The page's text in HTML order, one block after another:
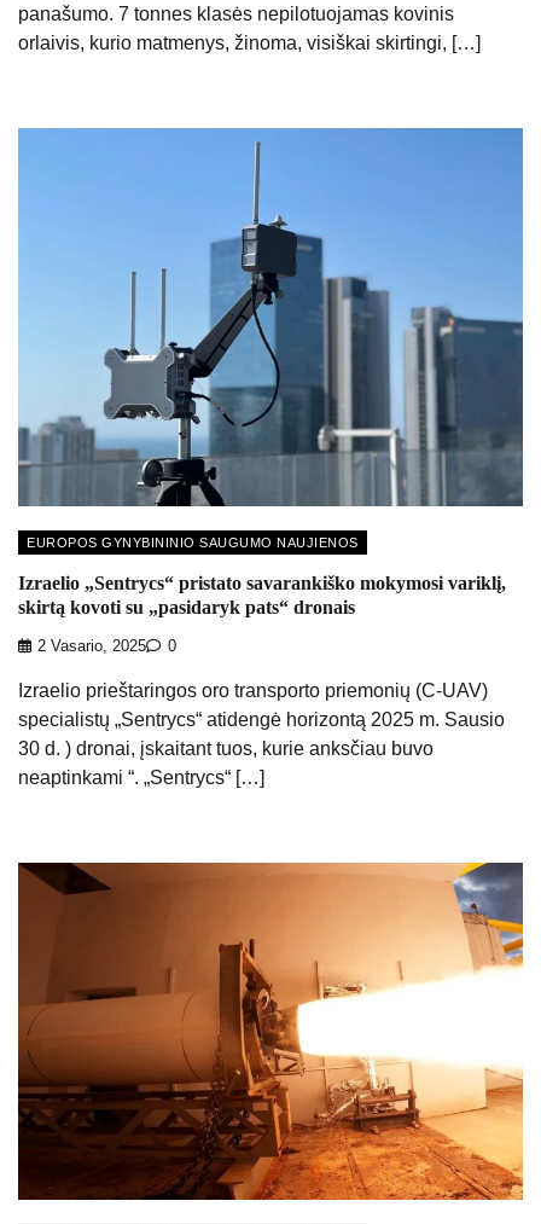
panašumo. 7 tonnes klasės nepilotuojamas kovinis
orlaivis, kurio matmenys, žinoma, visiškai skirtingi, […]
EUROPOS GYNYBININIO SAUGUMO NAUJIENOS
Izraelio „Sentrycs“ pristato savarankiško mokymosi variklį,
skirtą kovoti su „pasidaryk pats“ dronais
2 Vasario, 2025 0
Izraelio prieštaringos oro transporto priemonių (C-UAV)
specialistų „Sentrycs“ atidengė horizontą 2025 m. Sausio
30 d. ) dronai, įskaitant tuos, kurie anksčiau buvo
neaptinkami “. „Sentrycs“ […]